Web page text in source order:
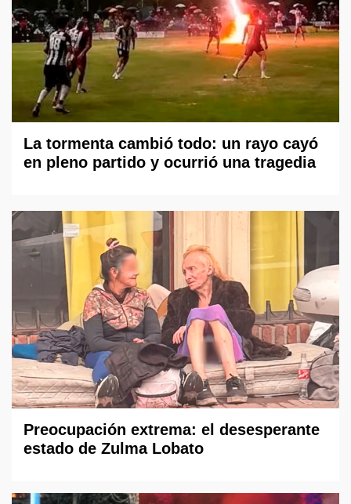
La tormenta cambió todo: un rayo cayó
en pleno partido y ocurrió una tragedia
Preocupación extrema: el desesperante
estado de Zulma Lobato